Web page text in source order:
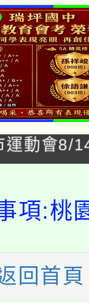
29、30在
龍潭區
內行報名
，桃園電
運動會8/
池舉行。
戶享有免
低收入戶
情可洽有
習
及科技中
育專業人
29、30
項:桃
回首頁